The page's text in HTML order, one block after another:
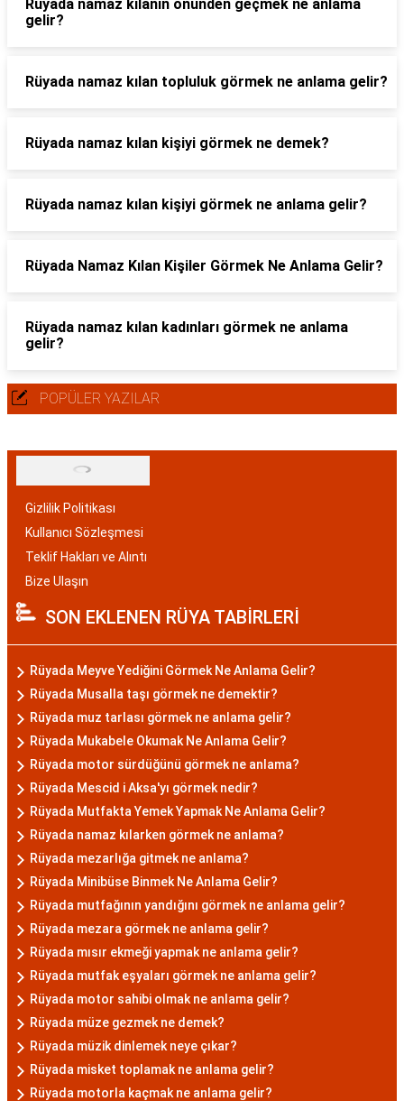
Rüyada namaz kılanın önünden geçmek ne anlama
gelir?
Rüyada namaz kılan topluluk görmek ne anlama gelir?
Rüyada namaz kılan kişiyi görmek ne demek?
Rüyada namaz kılan kişiyi görmek ne anlama gelir?
Rüyada Namaz Kılan Kişiler Görmek Ne Anlama Gelir?
Rüyada namaz kılan kadınları görmek ne anlama
gelir?
POPÜLER YAZILAR
Gizlilik Politikası
Kullanıcı Sözleşmesi
Teklif Hakları ve Alıntı
Bize Ulaşın
SON EKLENEN RÜYA TABİRLERİ
Rüyada Meyve Yediğini Görmek Ne Anlama Gelir?
Rüyada Musalla taşı görmek ne demektir?
Rüyada muz tarlası görmek ne anlama gelir?
Rüyada Mukabele Okumak Ne Anlama Gelir?
Rüyada motor sürdüğünü görmek ne anlama?
Rüyada Mescid i Aksa'yı görmek nedir?
Rüyada Mutfakta Yemek Yapmak Ne Anlama Gelir?
Rüyada namaz kılarken görmek ne anlama?
Rüyada mezarlığa gitmek ne anlama?
Rüyada Minibüse Binmek Ne Anlama Gelir?
Rüyada mutfağının yandığını görmek ne anlama gelir?
Rüyada mezara görmek ne anlama gelir?
Rüyada mısır ekmeği yapmak ne anlama gelir?
Rüyada mutfak eşyaları görmek ne anlama gelir?
Rüyada motor sahibi olmak ne anlama gelir?
Rüyada müze gezmek ne demek?
Rüyada müzik dinlemek neye çıkar?
Rüyada misket toplamak ne anlama gelir?
Rüyada motorla kaçmak ne anlama gelir?